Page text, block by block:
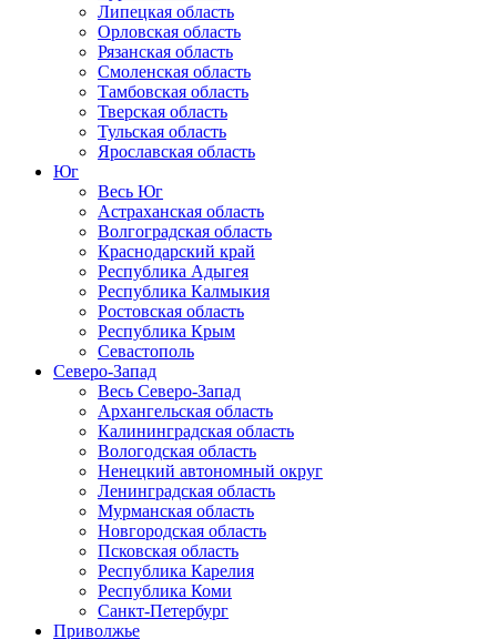
Липецкая область
Орловская область
Рязанская область
Смоленская область
Тамбовская область
Тверская область
Тульская область
Ярославская область
Юг
Весь Юг
Астраханская область
Волгоградская область
Краснодарский край
Республика Адыгея
Республика Калмыкия
Ростовская область
Республика Крым
Севастополь
Северо-Запад
Весь Северо-Запад
Архангельская область
Калининградская область
Вологодская область
Ненецкий автономный округ
Ленинградская область
Мурманская область
Новгородская область
Псковская область
Республика Карелия
Республика Коми
Санкт-Петербург
Приволжье